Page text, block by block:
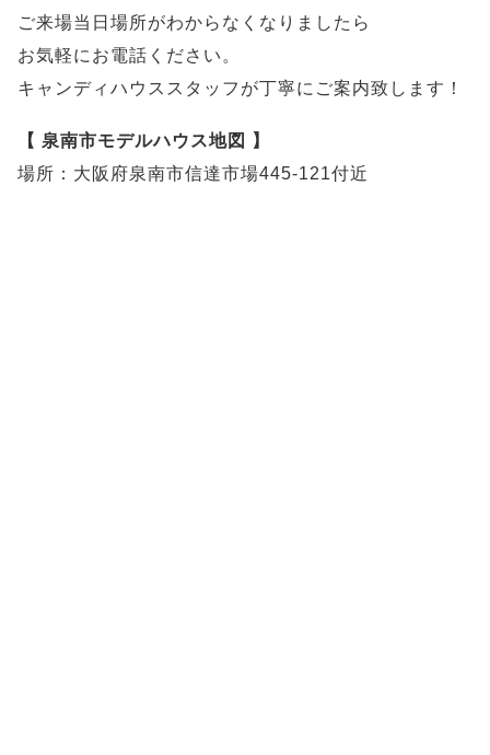
ご来場当日場所がわからなくなりましたら
お気軽にお電話ください。
キャンディハウススタッフが丁寧にご案内致します！
【 泉南市モデルハウス地図 】
場所：大阪府泉南市信達市場445-121付近